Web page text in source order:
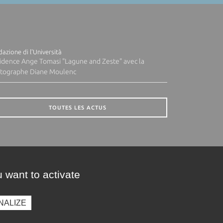
di l'Università
Ange Tomasi "Lagune and Zeste" avec la
Diane Moulenc
TOUTES LES ACTUS
want to activate